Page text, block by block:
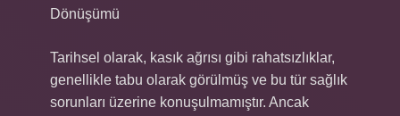
Dönüşümü
Tarihsel olarak, kasık ağrısı gibi rahatsızlıklar,
genellikle tabu olarak görülmüş ve bu tür sağlık
sorunları üzerine konuşulmamıştır. Ancak